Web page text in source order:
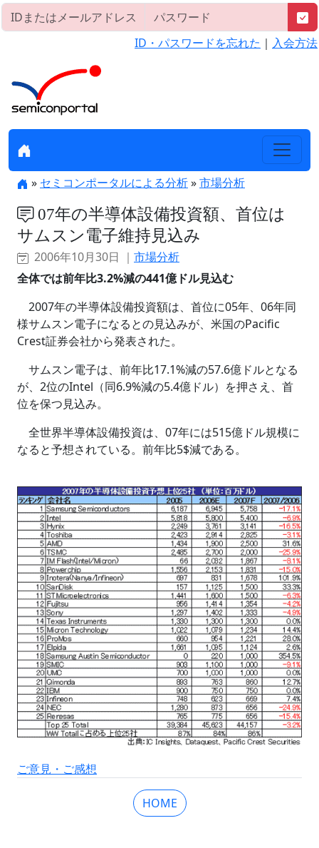
ID・パスワードを忘れた ｜ 入会方法
» セミコンポータルによる分析»市場分析
07年の半導体設備投資額、首位は
サムスン電子維持見込み
2006年10月30日 ｜ 市場分析
全体では前年比3.2%減の441億ドル見込む
2007年の半導体設備投資額は、首位に05年、06年同
様サムスン電子になるとの見込みが、米国のPacific
Crest証券会社から発表された。
サムスン電子は、前年比17.1%減の57.6億ドルとなる
が、2位のIntel（同6.9%減の5.4億ドル）を押さえ、首
位を保つ見込み。
全世界半導体設備投資は、07年には515億ドル規模に
なると予想されている。前年比5$減である。
ご意見・ご感想
HOME